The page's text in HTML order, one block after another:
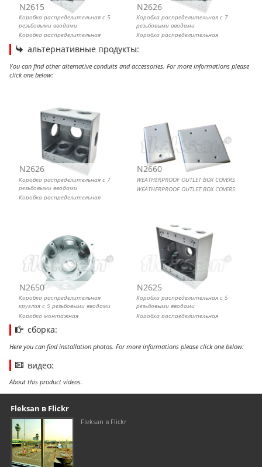
N2615
Коробка распределительная с 5
резьбовыми вводами
Коробка распределительная
N2626
Коробка распределительная с 7
резьбовыми вводами
Коробка распределительная
альтернативные продукты:
You can find other alternative conduits and accessories. For more informations please
click one below:
N2626
Коробка распределительная с 7
резьбовыми вводами
Коробка распределительная
N2660
WEATHERPROOF OUTLET BOX COVERS
WEATHERPROOF OUTLET BOX COVERS
N2650
Коробка распределительная
круглая с 5 резьбовыми вводами
Коробка монтажная
N2625
Коробка распределительная с 5
резьбовыми вводами
Коробка распределительная
сборка:
Here you can find installation photos. For more informations please click one below:
видео:
About this product videos.
Our footer
Footer content
Fleksan в Flickr
Fleksan в Flickr